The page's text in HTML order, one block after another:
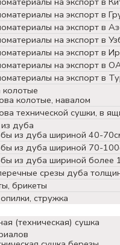
на экспорт в
на экспорт в
на экспорт в
на экспорт в
на экспорт в
на экспорт в
колотые, навалом
технической сушки, в
дуба
из дуба шириной 40-
из дуба шириной 70-
из дуба шириной более
срезы дуба
брикеты
стружка
(техническая) сушка